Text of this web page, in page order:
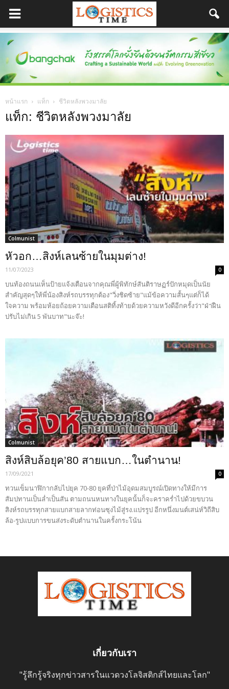
หน้าแรก แท็ก ชีวิตหลังพวงมาลัย
แท็ก: ชีวิตหลังพวงมาลัย
Colmunist
หัวอก…สิงห์เลนซ้ายในมุมต่าง!
11/07/2023 0
บนท้องถนนเห็นป้ายแจ้งเตือนจากคุณพี่ผู้พิทักษ์สันติราษฏร์ปักหมุดเป็นนัย
สำคัญสุดๆให้พี่น้องสิงห์รถบรรทุกต้อง"วิ่งชิดซ้าย"แม้ข้อความสั้นๆแต่ก็ได้
ใจความ พร้อมห้อยถ้อยความเตือนสติทิ้งท้ายด้วยความหวังดีอีกครั้งว่า"ฝ่าฝืน
ปรับไม่เกิน 5 พันบาท"นะจ๊ะ!
Colmunist
สิงห์สิบล้อยุค’80 สายแบก…ในตำนาน!
17/09/2021 0
ทวนเข็มนาฬิกากลับไปยุค 70-80 ยุคที่ป่าไม้อุดมสมบูรณ์เปิดทางให้มีการ
สัมปทานเป็นล่ำเป็นสัน ตามถนนหนทางในยุคนั้นก็จะคราคร่ำไปด้วยขบวน
สิงห์รถบรรทุกสายแบกสายลากท่อนซุงไม้สู่รง.แปรรูป อีกหนึ่งมนต์เสน่ห์วิถีสิบ
ล้อ-รูปแบบการขนส่งระดับตำนานในครั้งกระโน้น
เกี่ยวกับเรา
"รู้ลึกรู้จริงทุกข่าวสารในแวดวงโลจิสติกส์ไทยและโลก"